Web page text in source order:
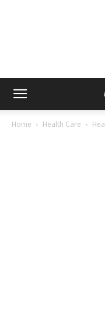
Home Health Care